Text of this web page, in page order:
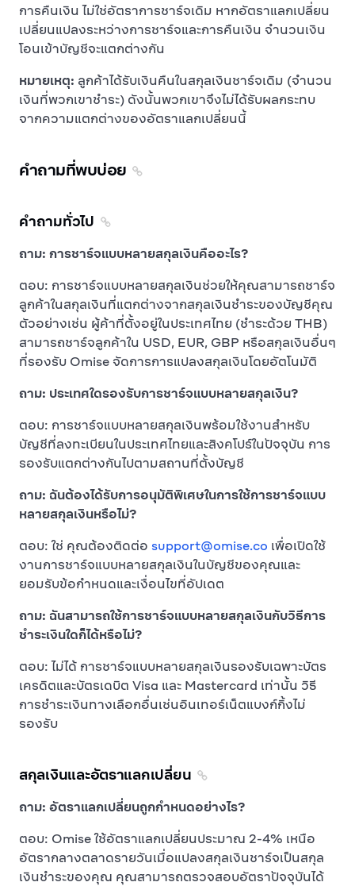
การคืนเงิน ไม่ใช่อัตราการชาร์จเดิม หากอัตราแลกเปลี่ยน
เปลี่ยนแปลงระหว่างการชาร์จและการคืนเงิน จำนวนเงิน
โอนเข้าบัญชีจะแตกต่างกัน
หมายเหตุ: ลูกค้าได้รับเงินคืนในสกุลเงินชาร์จเดิม (จำนวน
เงินที่พวกเขาชำระ) ดังนั้นพวกเขาจึงไม่ได้รับผลกระทบ
จากความแตกต่างของอัตราแลกเปลี่ยนนี้
คำถามที่พบบ่อย
คำถามทั่วไป
ถาม: การชาร์จแบบหลายสกุลเงินคืออะไร?
ตอบ: การชาร์จแบบหลายสกุลเงินช่วยให้คุณสามารถชาร์จ
ลูกค้าในสกุลเงินที่แตกต่างจากสกุลเงินชำระของบัญชีคุณ
ตัวอย่างเช่น ผู้ค้าที่ตั้งอยู่ในประเทศไทย (ชำระด้วย THB)
สามารถชาร์จลูกค้าใน USD, EUR, GBP หรือสกุลเงินอื่นๆ
ที่รองรับ Omise จัดการการแปลงสกุลเงินโดยอัตโนมัติ
ถาม: ประเทศใดรองรับการชาร์จแบบหลายสกุลเงิน?
ตอบ: การชาร์จแบบหลายสกุลเงินพร้อมใช้งานสำหรับ
บัญชีที่ลงทะเบียนในประเทศไทยและสิงคโปร์ในปัจจุบัน การ
รองรับแตกต่างกันไปตามสถานที่ตั้งบัญชี
ถาม: ฉันต้องได้รับการอนุมัติพิเศษในการใช้การชาร์จแบบ
หลายสกุลเงินหรือไม่?
ตอบ: ใช่ คุณต้องติดต่อ support@omise.co เพื่อเปิดใช้
งานการชาร์จแบบหลายสกุลเงินในบัญชีของคุณและ
ยอมรับข้อกำหนดและเงื่อนไขที่อัปเดต
ถาม: ฉันสามารถใช้การชาร์จแบบหลายสกุลเงินกับวิธีการ
ชำระเงินใดก็ได้หรือไม่?
ตอบ: ไม่ได้ การชาร์จแบบหลายสกุลเงินรองรับเฉพาะบัตร
เครดิตและบัตรเดบิต Visa และ Mastercard เท่านั้น วิธี
การชำระเงินทางเลือกอื่นเช่นอินเทอร์เน็ตแบงก์กิ้งไม่
รองรับ
สกุลเงินและอัตราแลกเปลี่ยน
ถาม: อัตราแลกเปลี่ยนถูกกำหนดอย่างไร?
ตอบ: Omise ใช้อัตราแลกเปลี่ยนประมาณ 2-4% เหนือ
อัตรากลางตลาดรายวันเมื่อแปลงสกุลเงินชาร์จเป็นสกุล
เงินชำระของคุณ คุณสามารถตรวจสอบอัตราปัจจุบันได้